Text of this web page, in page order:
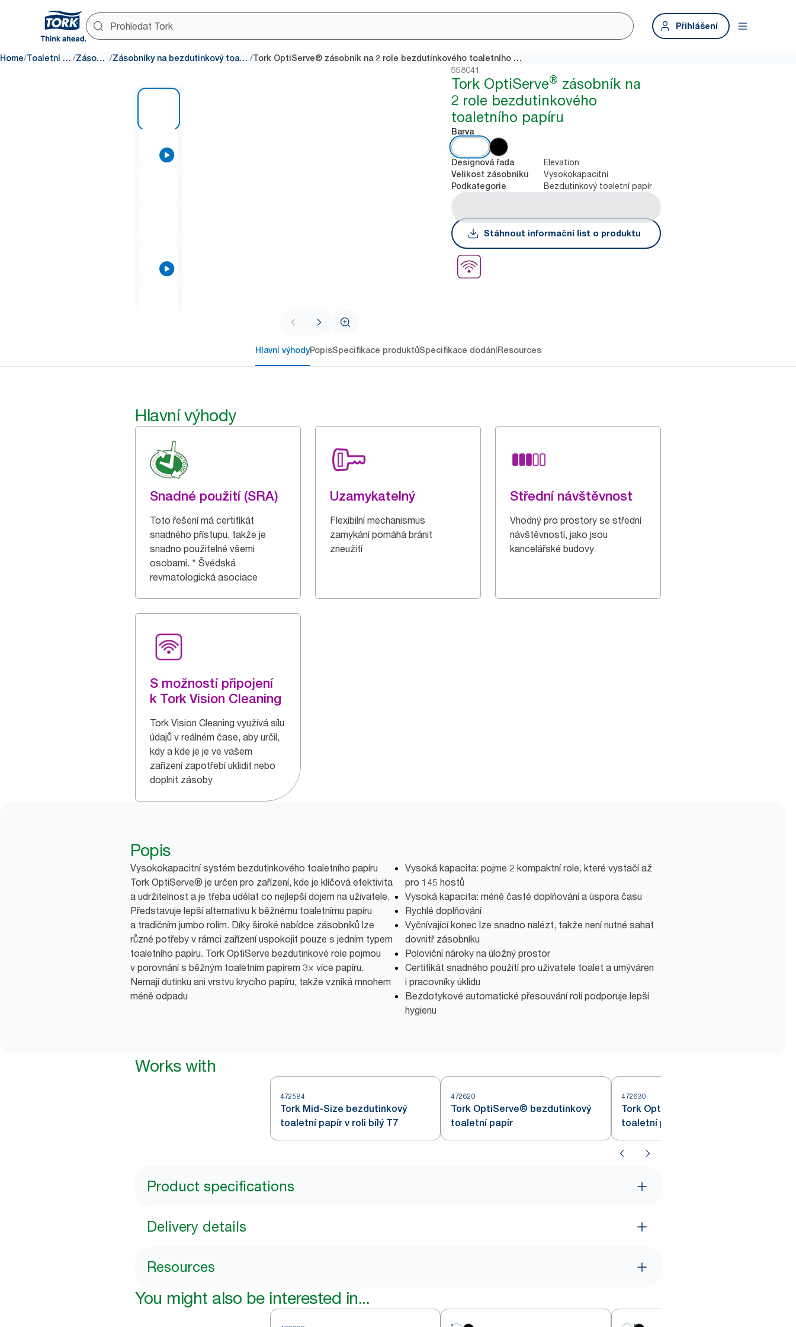
Přihlášení
Home/ Toaletní papír / Zásobníky / Zásobníky na bezdutinkový toaletní papír / Tork OptiServe® zásobník na 2 role bezdutinkového toaletního papíru
558041
Tork OptiServe® zásobník na
2 role bezdutinkového
toaletního papíru
Barva
Designová řada Elevation
Velikost zásobníku Vysokokapacitní
Podkategorie Bezdutinkový toaletní papír
Stáhnout informační list o produktu
Hlavní výhodyPopisSpecifikace produktůSpecifikace dodáníResources
Hlavní výhody
Snadné použití (SRA)
Toto řešení má certifikát
snadného přístupu, takže je
snadno použitelné všemi
osobami. * Švédská
revmatologická asociace
Uzamykatelný
Flexibilní mechanismus
zamykání pomáhá bránit
zneužití
Střední návštěvnost
Vhodný pro prostory se střední
návštěvností, jako jsou
kancelářské budovy
S možností připojení
k Tork Vision Cleaning
Tork Vision Cleaning využívá sílu
údajů v reálném čase, aby určil,
kdy a kde je je ve vašem
zařízení zapotřebí uklidit nebo
doplnit zásoby
Popis
Vysokokapacitní systém bezdutinkového toaletního papíru
Tork OptiServe® je určen pro zařízení, kde je klíčová efektivita
a udržitelnost a je třeba udělat co nejlepší dojem na uživatele.
Představuje lepší alternativu k běžnému toaletnímu papíru
a tradičním jumbo rolím. Díky široké nabídce zásobníků lze
různé potřeby v rámci zařízení uspokojit pouze s jedním typem
toaletního papíru. Tork OptiServe bezdutinkové role pojmou
v porovnání s běžným toaletním papírem 3× více papíru.
Nemají dutinku ani vrstvu krycího papíru, takže vzniká mnohem
méně odpadu
Vysoká kapacita: pojme 2 kompaktní role, které vystačí až
pro 145 hostů
Vysoká kapacita: méně časté doplňování a úspora času
Rychlé doplňování
Vyčnívající konec lze snadno nalézt, takže není nutné sahat
dovnitř zásobníku
Poloviční nároky na úložný prostor
Certifikát snadného použití pro uživatele toalet a umýváren
i pracovníky úklidu
Bezdotykové automatické přesouvání rolí podporuje lepší
hygienu
Works with
472584
Tork Mid-Size bezdutinkový
toaletní papír v roli bílý T7
472620
Tork OptiServe® bezdutinkový
toaletní papír
472630
Tork OptiServe® bezdutinkový
toaletní papír
Product specifications
Delivery details
Resources
You might also be interested in...